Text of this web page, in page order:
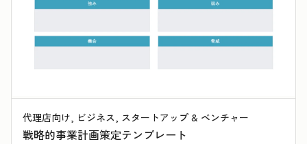
代理店向け, ビジネス, スタートアップ & ベンチャー
戦略的事業計画策定テンプレート